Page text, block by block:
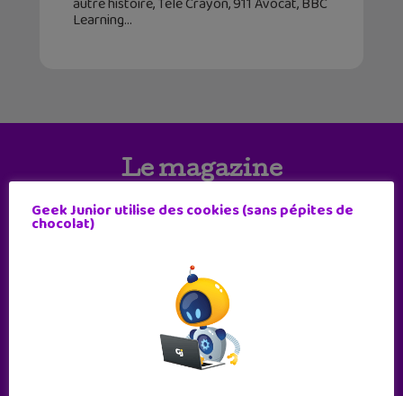
Learning
Le magazine
Geek Junior utilise des cookies (sans pépites de
chocolat)